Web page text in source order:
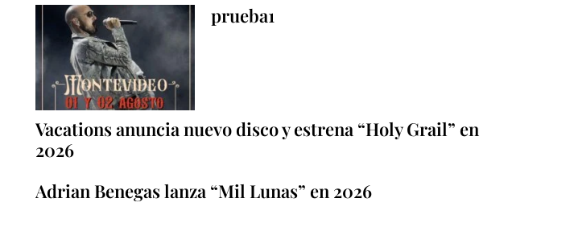
prueba1
Vacations anuncia nuevo disco y estrena “Holy Grail” en
2026
Adrian Benegas lanza “Mil Lunas” en 2026